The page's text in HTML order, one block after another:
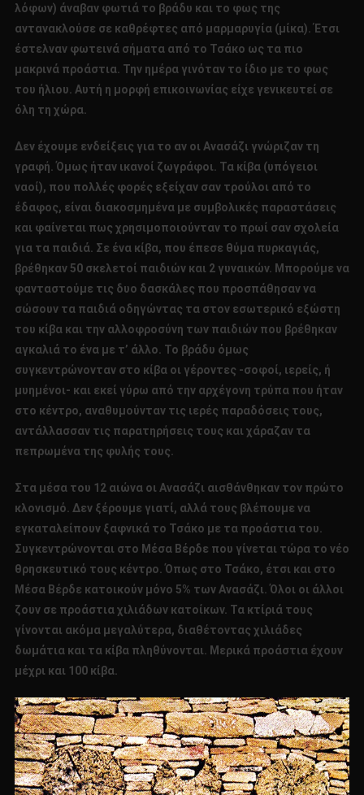
λόφων) άναβαν φωτιά το βράδυ και το φως της
αντανακλούσε σε καθρέφτες από μαρμαρυγία (μίκα). Έτσι
έστελναν φωτεινά σήματα από το Τσάκο ως τα πιο
μακρινά προάστια. Την ημέρα γινόταν το ίδιο με το φως
του ήλιου. Αυτή η μορφή επικοινωνίας είχε γενικευτεί σε
όλη τη χώρα.
Δεν έχουμε ενδείξεις για το αν οι Ανασάζι γνώριζαν τη
γραφή. Όμως ήταν ικανοί ζωγράφοι. Τα κίβα (υπόγειοι
ναοί), που πολλές φορές εξείχαν σαν τρούλοι από το
έδαφος, είναι διακοσμημένα με συμβολικές παραστάσεις
και φαίνεται πως χρησιμοποιούνταν το πρωί σαν σχολεία
για τα παιδιά. Σε ένα κίβα, που έπεσε θύμα πυρκαγιάς,
βρέθηκαν 50 σκελετοί παιδιών και 2 γυναικών. Μπορούμε να
φανταστούμε τις δυο δασκάλες που προσπάθησαν να
σώσουν τα παιδιά οδηγώντας τα στον εσωτερικό εξώστη
του κίβα και την αλλοφροσύνη των παιδιών που βρέθηκαν
αγκαλιά το ένα με τ’ άλλο. Το βράδυ όμως
συγκεντρώνονταν στο κίβα οι γέροντες -σοφοί, ιερείς, ή
μυημένοι- και εκεί γύρω από την αρχέγονη τρύπα που ήταν
στο κέντρο, αναθυμούνταν τις ιερές παραδόσεις τους,
αντάλλασσαν τις παρατηρήσεις τους και χάραζαν τα
πεπρωμένα της φυλής τους.
Στα μέσα του 12 αιώνα οι Ανασάζι αισθάνθηκαν τον πρώτο
κλονισμό. Δεν ξέρουμε γιατί, αλλά τους βλέπουμε να
εγκαταλείπουν ξαφνικά το Τσάκο με τα προάστια του.
Συγκεντρώνονται στο Μέσα Βέρδε που γίνεται τώρα το νέο
θρησκευτικό τους κέντρο. Όπως στο Τσάκο, έτσι και στο
Μέσα Βέρδε κατοικούν μόνο 5% των Ανασάζι. Όλοι οι άλλοι
ζουν σε προάστια χιλιάδων κατοίκων. Τα κτίριά τους
γίνονται ακόμα μεγαλύτερα, διαθέτοντας χιλιάδες
δωμάτια και τα κίβα πληθύνονται. Μερικά προάστια έχουν
μέχρι και 100 κίβα.